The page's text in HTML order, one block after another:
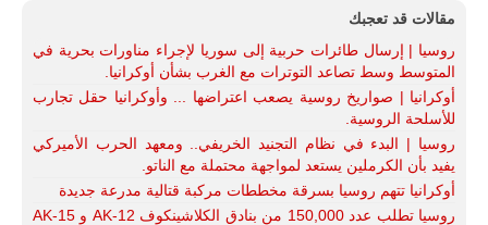
مقالات قد تعجبك
روسيا | إرسال طائرات حربية إلى سوريا لإجراء مناورات بحرية في
المتوسط وسط تصاعد التوترات مع الغرب بشأن أوكرانيا.
أوكرانيا | صواريخ روسية يصعب اعتراضها ... وأوكرانيا حقل تجارب
للأسلحة الروسية.
روسيا | البدء في نظام التجنيد الخريفي.. ومعهد الحرب الأميركي
يفيد بأن الكرملين يستعد لمواجهة محتملة مع الناتو.
أوكرانيا تتهم روسيا بسرقة مخططات مركبة قتالية مدرعة جديدة
روسيا تطلب عدد 150,000 من بنادق الكلاشينكوف AK-12 و AK-15